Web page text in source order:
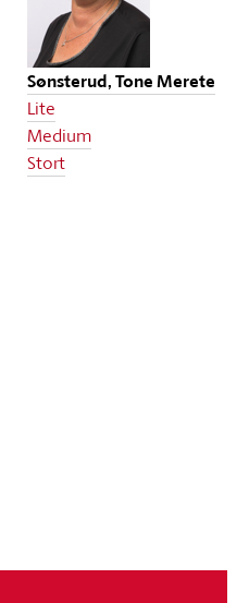
Sønsterud, Tone Merete
Lite
Medium
Stort